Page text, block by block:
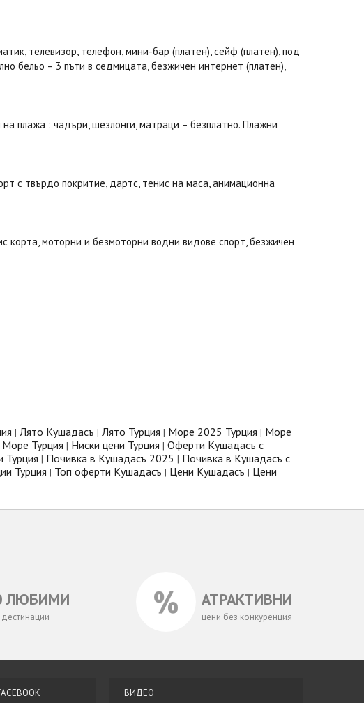
телевизор, телефон, мини-бар (платен), сейф (платен), под
бельо – 3 пъти в седмицата, безжичен интернет (платен),
плажа : чадъри, шезлонги, матраци – безплатно. Плажни
с твърдо покритие, дартс, тенис на маса, анимационна
моторни и безмоторни водни видове спорт, безжичен
| Лято Кушадасъ | Лято Турция | Море 2025 Турция | Море
Море Турция | Ниски цени Турция | Оферти Кушадасъ с
Турция | Почивка в Кушадасъ 2025 | Почивка в Кушадасъ с
Турция | Топ оферти Кушадасъ | Цени Кушадасъ | Цени
ЛЮБИМИ АТРАКТИВНИ
цени без конкуренция
ВИДЕО